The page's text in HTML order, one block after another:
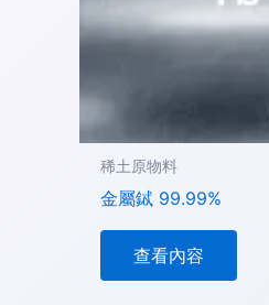
稀土原物料
金屬鋱 99.99%
查看內容